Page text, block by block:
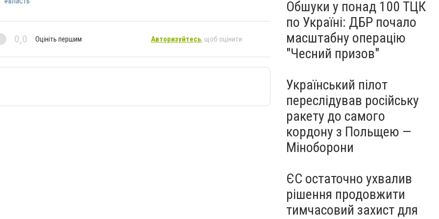
0,0 Оцініть першим Авторизуйтесь, щоб оцінити
Обшуки у понад 100 ТЦК
по Україні: ДБР почало
масштабну операцію
"Чесний призов"
Український пілот
переслідував російську
ракету до самого
кордону з Польщею —
Міноборони
ЄС остаточно ухвалив
рішення продовжити
тимчасовий захист для